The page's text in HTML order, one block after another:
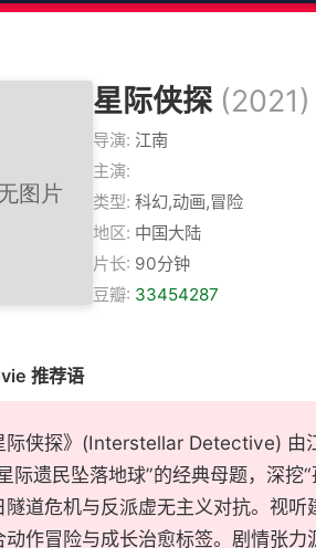
星际侠探 (2021)
导演: 江南
主演:
类型: 科幻,动画,冒险
地区: 中国大陆
片长: 90分钟
豆瓣: 33454287
推荐语
际侠探》(Interstellar Detective) 由
际遗民坠落地球”的经典母题，深挖
隧道危机与反派虚无主义对抗。视听
动作冒险与成长治愈标签。剧情张